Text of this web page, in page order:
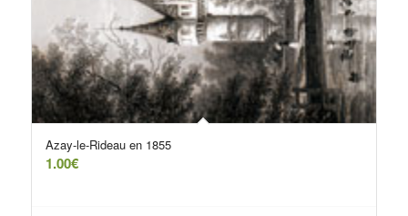
Azay-le-Rideau en 1855
1.00€